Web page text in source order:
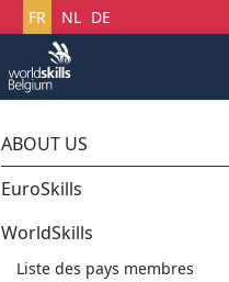
Sélectionnez votre langue
FR NL DE
ABOUT US
EuroSkills
WorldSkills
Liste des pays membres